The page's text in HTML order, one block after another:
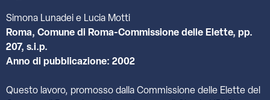
Simona Lunadei e Lucia Motti
Roma, Comune di Roma-Commissione delle Elette, pp.
207, s.i.p.
Anno di pubblicazione: 2002
Questo lavoro, promosso dalla Commissione delle Elette del